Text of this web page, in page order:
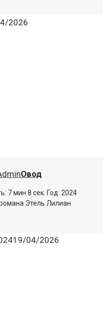
2026
Овод
7 мин 8 сек. Год: 2024
Этель Лилиан
19/04/2026